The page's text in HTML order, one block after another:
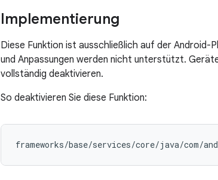
Implementierung
Diese Funktion ist ausschließlich auf der
und Anpassungen werden nicht unterstützt.
vollständig deaktivieren.
So deaktivieren Sie diese Funktion:
frameworks/base/services/core/java/com/